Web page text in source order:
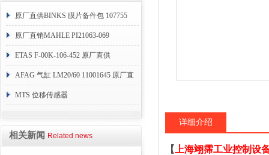
原厂直供BINKS 膜片备件包 107755
原厂直销MAHLE PI21063-069
ETAS F-00K-106-452 原厂直供
AFAG 气缸 LM20/60 11001645 原厂直
销
MTS 位移传感器
相关新闻 Related news
详细介绍
【
上海翊霈工业控制设